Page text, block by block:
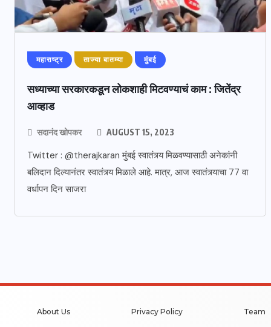
महाराष्ट्र ताज्या बातम्या मुंबई
सध्याच्या सरकारकडून लोकशाही मिटवण्याचं काम : जितेंद्र
आव्हाड
सदानंद खोपकर AUGUST 15, 2023
Twitter : @therajkaran मुंबई स्वातंत्र्य मिळवण्यासाठी अनेकांनी
बलिदान दिल्यानंतर स्वातंत्र्य मिळाले आहे. मात्र, आज स्वातंत्र्याचा 77 वा
वर्धापन दिन साजरा
About Us Privacy Policy Team